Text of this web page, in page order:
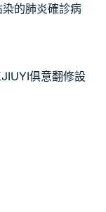
的肺炎確診病
俱意翻修設